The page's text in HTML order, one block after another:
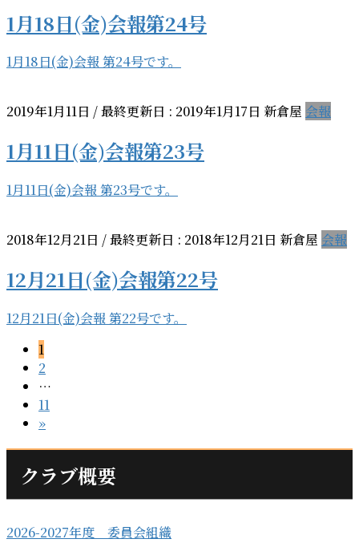
1月18日(金)会報第24号
1月18日(金)会報 第24号です。
2019年1月11日 / 最終更新日 : 2019年1月17日 新倉屋 会報
1月11日(金)会報第23号
1月11日(金)会報 第23号です。
2018年12月21日 / 最終更新日 : 2018年12月21日 新倉屋 会報
12月21日(金)会報第22号
12月21日(金)会報 第22号です。
投
稿
の
ジ
送
ペ
ー
ジ
1
ペ
ー
ジ
2
…
ペ
ー
11
»
クラブ概要
2026-2027年度 委員会組織